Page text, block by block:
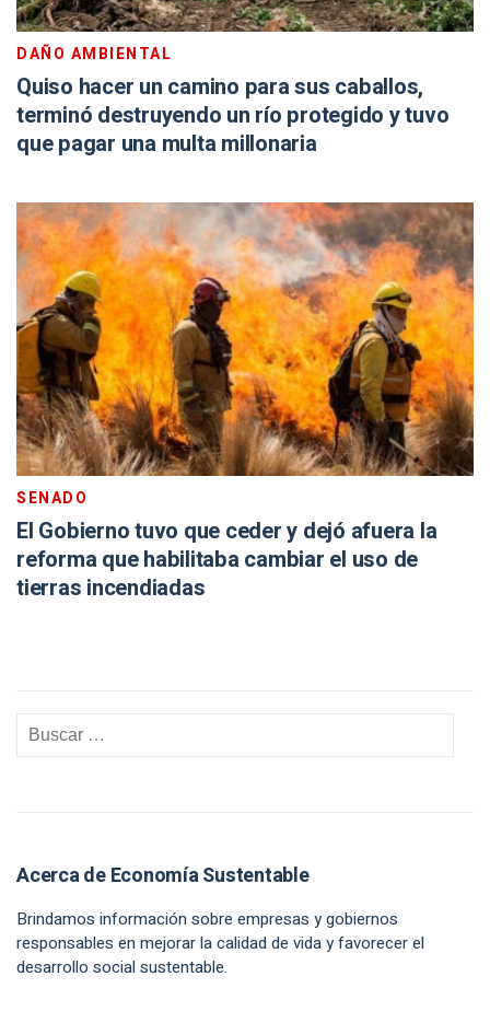
DAÑO AMBIENTAL
Quiso hacer un camino para sus caballos,
terminó destruyendo un río protegido y tuvo
que pagar una multa millonaria
SENADO
El Gobierno tuvo que ceder y dejó afuera la
reforma que habilitaba cambiar el uso de
tierras incendiadas
Acerca de Economía Sustentable
Brindamos información sobre empresas y gobiernos
responsables en mejorar la calidad de vida y favorecer el
desarrollo social sustentable.